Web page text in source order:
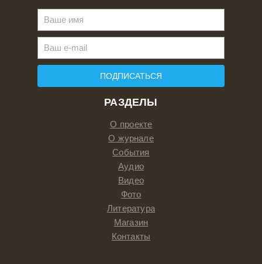
РАЗДЕЛЫ
О проекте
О журнале
События
Аудио
Видео
Фото
Литература
Магазин
Контакты
ПОДПИСАТЬСЯ